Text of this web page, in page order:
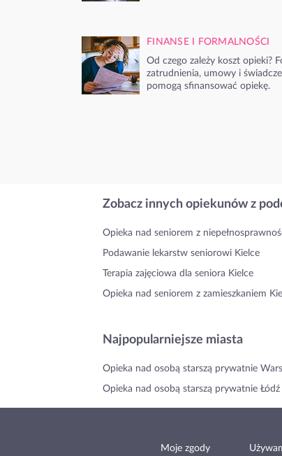
FINANSE I FORMALNOŚCI
Od czego zależy koszt opieki?
zatrudnienia, umowy i
pomogą sfinansować opiekę.
Zobacz innych opiekunów z
Opieka nad seniorem z
Podawanie lekarstw seniorowi Kielce
Terapia zajęciowa dla seniora Kielce
Opieka nad seniorem z zamieszkaniem
Najpopularniejsze miasta
Opieka nad osobą starszą prywatnie
Opieka nad osobą starszą prywatnie Łódź
Moje zgody